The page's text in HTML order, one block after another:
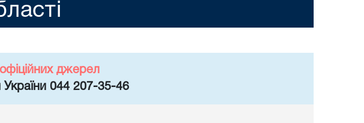
джерел
044 207-35-46